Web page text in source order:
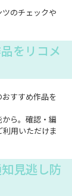
のチェックや
をリコメ
すすめ作品を
ら。確認・編
用いただけま
見逃し防